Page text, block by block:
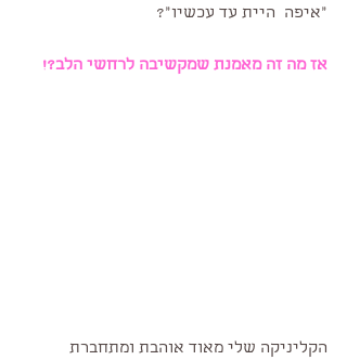
"איפה  היית עד עכשיו"?
אז מה זה מאמנת שמקשיבה לרחשי הלב?!
הקליניקה שלי מאוד אוהבת ומתחברת